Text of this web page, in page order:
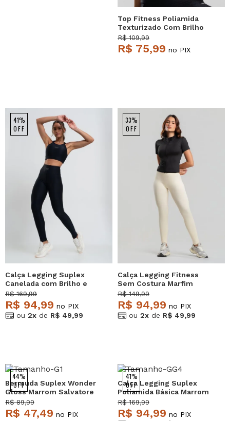
Top Fitness Poliamida
Texturizado Com Brilho
Preto Salvatore
R$ 109,99
R$ 75,99 no PIX
41%
OFF
Calça Legging Suplex
Canelada com Brilho e
Recortes Preto
Salvatore
R$ 169,99
R$ 94,99 no PIX
ou 2x de R$ 49,99
33%
OFF
Calça Legging Fitness
Sem Costura Marfim
Salvatore
R$ 149,99
R$ 94,99 no PIX
ou 2x de R$ 49,99
44%
OFF
Bermuda Suplex Wonder
Gloss Marrom Salvatore
R$ 89,99
R$ 47,49 no PIX
41%
OFF
Calça Legging Suplex
Poliamida Básica Marrom
Salvatore
R$ 169,99
R$ 94,99 no PIX